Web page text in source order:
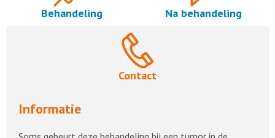
Behandeling Na behandeling
Contact
Informatie